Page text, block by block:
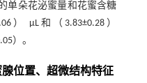
单朵花泌蜜量和花蜜含糖
） μL和（3.83±0.28）
）。
位置、超微结构特征